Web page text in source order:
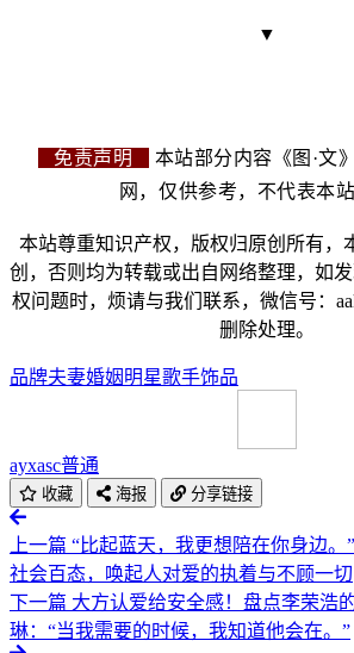
▼
免责声明
本站部分内容《图·文
网，仅供参考，不代表本站
本站尊重知识产权，版权归原创所有，
创，否则均为转载或出自网络整理，如
权问题时，烦请与我们联系，微信号：
删除处理。
品牌夫妻婚姻明星歌手饰品
ayxasc普通
收藏 海报 分享链接
上一篇 “比起蓝天，我更想陪在你身边。
社会百态，唤起人对爱的执着与不顾一切
下一篇 大方认爱给安全感！盘点李荣浩
琳：“当我需要的时候，我知道他会在。”